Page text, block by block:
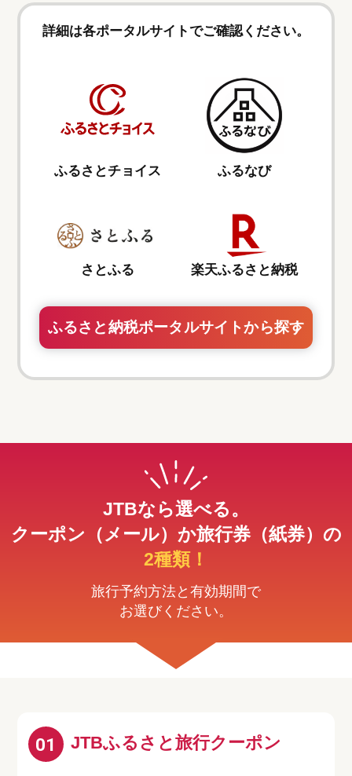
詳細は各ポータルサイトでご確認ください。
ふるさとチョイス ふるなび
さとふる 楽天ふるさと納税
ふるさと納税ポータルサイトから探す
JTBなら選べる。
クーポン（メール）か旅行券（紙券）の
2種類！
旅行予約方法と有効期間で
お選びください。
01 JTBふるさと旅行クーポン